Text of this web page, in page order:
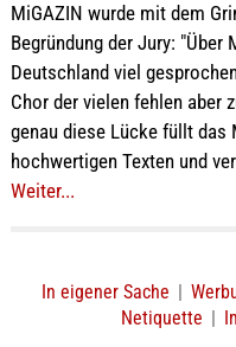
MiGAZIN wurde mit dem
Begründung der Jury:
Deutschland viel
Chor der vielen fehlen aber
genau diese Lücke füllt
hochwertigen Texten und
Weiter...
In eigener Sache |
Netiquette |